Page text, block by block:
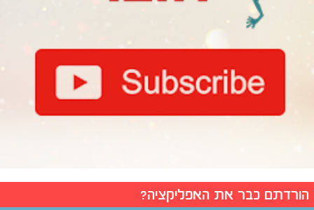
הורדתם כבר את האפליקציה?